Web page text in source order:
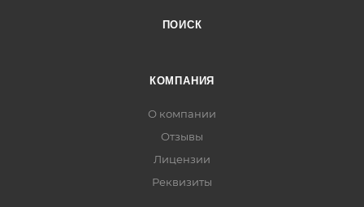
ПОИСК
КОМПАНИЯ
О компании
Отзывы
Лицензии
Реквизиты